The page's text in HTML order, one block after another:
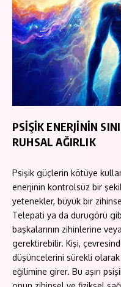
PSİŞİK ENERJİNİN
RUHSAL AĞIRLIK
Psişik güçlerin kötüye
enerjinin kontrolsüz bir
yetenekler, büyük bir
Telepati ya da durugörü
başkalarının zihinlerine
gerektirebilir. Kişi,
düşüncelerini sürekli
eğilimine girer. Bu aşırı